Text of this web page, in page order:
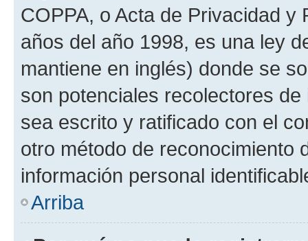
COPPA, o Acta de Privacidad
años del año 1998, es una ley
mantiene en inglés) donde se
son potenciales recolectores
sea escrito y ratificado con el
otro método de reconocimiento
información personal
Arriba